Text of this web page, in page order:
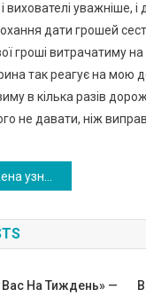
вихователі уважніше,
дати грошей
гроші витрачатиму
так реагує на мою
в кілька разів
не давати, ніж
на очень важные бумаги
На Тиждень» —